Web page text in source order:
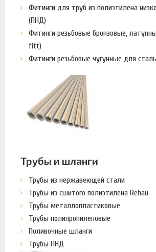
Фитинги для труб из полиэтилена
(ПНД)
Фитинги резьбовые бронзовые,
fitt)
Фитинги резьбовые чугунные для
Трубы и шланги
Трубы из нержавеющей стали
Трубы из сшитого полиэтилена Rehau
Трубы металлопластиковые
Трубы полипропиленовые
Поливочные шланги
Трубы ПНД